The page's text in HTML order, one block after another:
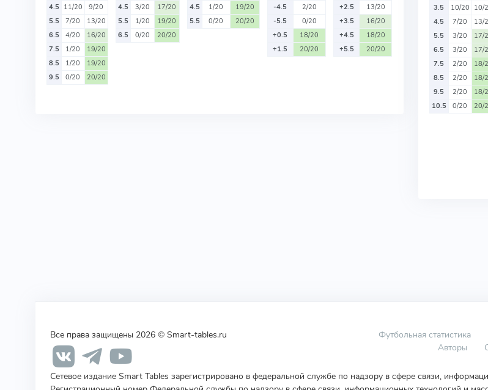
4.5 11/20
9/20
5.5
7/20
13/20
6.5
4/20
16/20
7.5
1/20
19/20
8.5
1/20
19/20
9.5
0/20 20/20
4.5
3/20
17/20
5.5
1/20
19/20
6.5
0/20 20/20
4.5
1/20
19/20
5.5
0/20 20/20
-4.5
2/20
-5.5
0/20
+0.5
18/20
+1.5
20/20
+2.5
13/20
+3.5
16/20
+4.5
18/20
+5.5
20/20
3.5
10/20 10/
4.5
7/20
13/
5.5
3/20
17/
6.5
3/20
17/
7.5
2/20
18/
8.5
2/20
18/
9.5
2/20
18/
10.5
0/20 20/
Все права защищены 2026 © Smart-tables.ru Футбольная статистика
Авторы
Сетевое издание Smart Tables зарегистрировано в федеральной службе по надзору в сфере связи,